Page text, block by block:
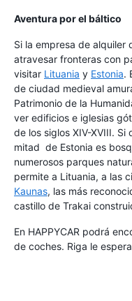
Aventura por el báltico
Si la empresa de alquiler
atravesar fronteras con
visitar Lituania y Estonia.
de ciudad medieval
Patrimonio de la
ver edificios e iglesias
de los siglos XIV-XVIII.
mitad de Estonia es
numerosos parques
permite a Lituania, a las
Kaunas, las más
castillo de Trakai
En HAPPYCAR podrá
de coches. Riga le